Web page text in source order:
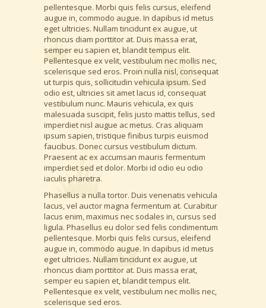
pellentesque. Morbi quis felis cursus, eleifend
augue in, commodo augue. In dapibus id metus
eget ultricies. Nullam tincidunt ex augue, ut
rhoncus diam porttitor at. Duis massa erat,
semper eu sapien et, blandit tempus elit.
Pellentesque ex velit, vestibulum nec mollis nec,
scelerisque sed eros. Proin nulla nisl, consequat
ut turpis quis, sollicitudin vehicula ipsum. Sed
odio est, ultricies sit amet lacus id, consequat
vestibulum nunc. Mauris vehicula, ex quis
malesuada suscipit, felis justo mattis tellus, sed
imperdiet nisl augue ac metus. Cras aliquam
ipsum sapien, tristique finibus turpis euismod
faucibus. Donec cursus vestibulum dictum.
Praesent ac ex accumsan mauris fermentum
imperdiet sed et dolor. Morbi id odio eu odio
iaculis pharetra.
Phasellus a nulla tortor. Duis venenatis vehicula
lacus, vel auctor magna fermentum at. Curabitur
lacus enim, maximus nec sodales in, cursus sed
ligula. Phasellus eu dolor sed felis condimentum
pellentesque. Morbi quis felis cursus, eleifend
augue in, commodo augue. In dapibus id metus
eget ultricies. Nullam tincidunt ex augue, ut
rhoncus diam porttitor at. Duis massa erat,
semper eu sapien et, blandit tempus elit.
Pellentesque ex velit, vestibulum nec mollis nec,
scelerisque sed eros.